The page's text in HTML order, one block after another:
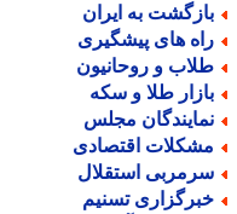
به ایران
های پیشگیری
و روحانیون
طلا و سکه
مجلس
اقتصادی
استقلال
تسنیم